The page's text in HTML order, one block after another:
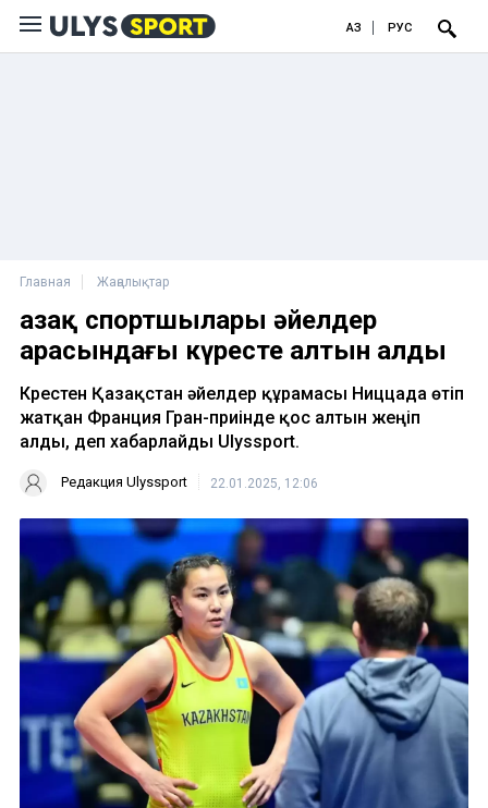
ҚАЗ РУС
Главная Жаңалықтар
Қазақ спортшылары әйелдер
арасындағы күресте алтын алды
Күрестен Қазақстан әйелдер құрамасы Ниццада өтіп
жатқан Франция Гран-приінде қос алтын жеңіп
алды, деп хабарлайды Ulyssport.
Редакция Ulyssport 22.01.2025, 12:06